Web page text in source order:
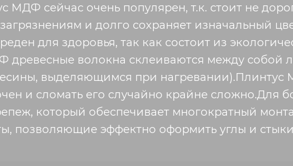
МДФ сейчас очень популярен, т.к. стоит не
и долго сохраняет изначальный
для здоровья, так как состоит из
древесные волокна склеиваются между собой
выделяющимся при
и сломать его случайно крайне сложно.Для
который обеспечивает многократный
позволяющие эффектно оформить углы и